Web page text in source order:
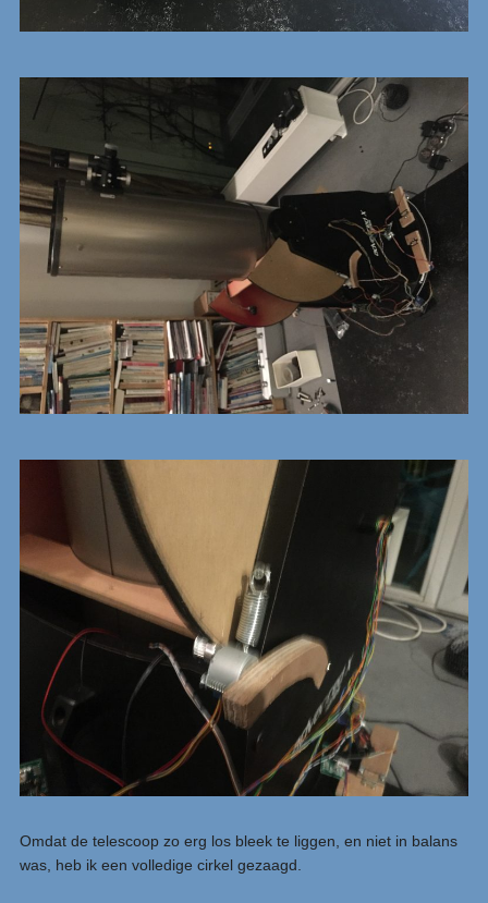
Omdat de telescoop zo erg los bleek te liggen, en niet in balans
was, heb ik een volledige cirkel gezaagd.